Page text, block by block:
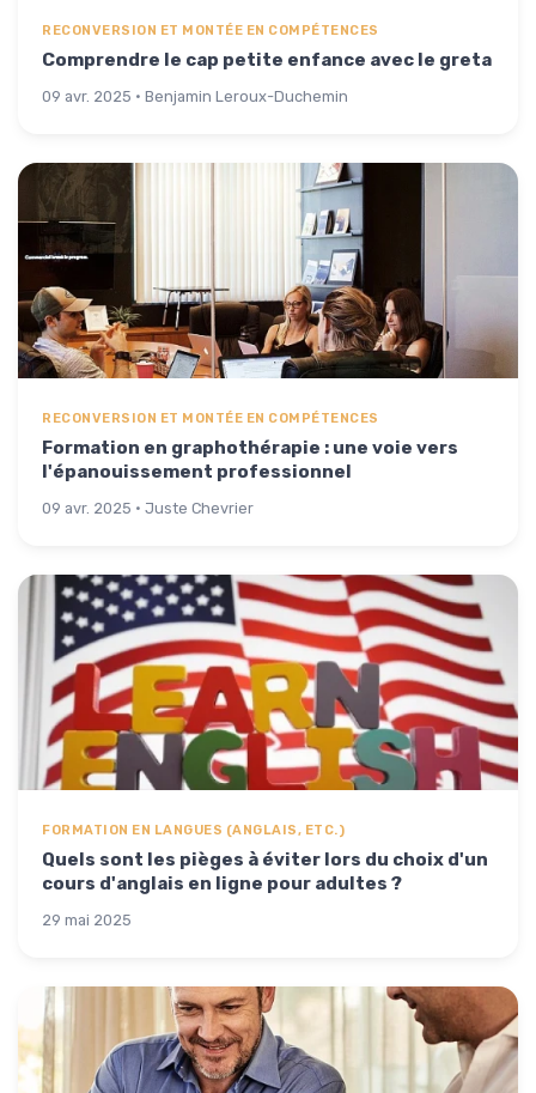
RECONVERSION ET MONTÉE EN COMPÉTENCES
Comprendre le cap petite enfance avec le greta
09 avr. 2025 · Benjamin Leroux-Duchemin
RECONVERSION ET MONTÉE EN COMPÉTENCES
Formation en graphothérapie : une voie vers
l'épanouissement professionnel
09 avr. 2025 · Juste Chevrier
FORMATION EN LANGUES (ANGLAIS, ETC.)
Quels sont les pièges à éviter lors du choix d'un
cours d'anglais en ligne pour adultes ?
29 mai 2025